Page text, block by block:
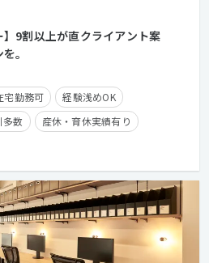
】9割以上が直クライアント案
。
宅勤務可
経験浅めOK
数
産休・育休実績有り